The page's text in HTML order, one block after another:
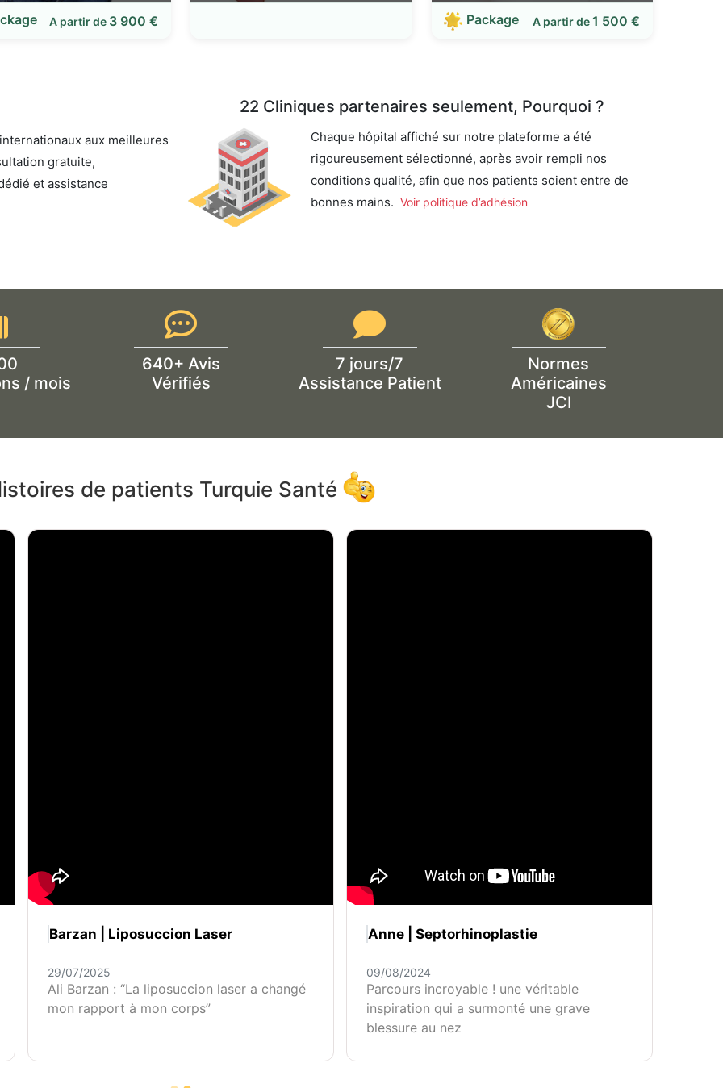
A partir de 3 900 € Package A partir de1 500 €
aux meilleures
gratuite,
et assistance
22 Cliniques partenaires seulement, Pourquoi ?
Chaque hôpital affiché sur notre plateforme a été
rigoureusement sélectionné, après avoir rempli nos
conditions qualité, afin que nos patients soient entre de
bonnes mains.Voir politique d’adhésion
/ mois
640+ Avis
Vérifiés
7 jours/7
Assistance Patient
Normes
Américaines
JCI
de patients Turquie Santé
Barzan | Liposuccion Laser
29/07/2025
Ali Barzan : “La liposuccion laser a changé
mon rapport à mon corps”
Anne | Septorhinoplastie
09/08/2024
Parcours incroyable ! une véritable
inspiration qui a surmonté une grave
blessure au nez